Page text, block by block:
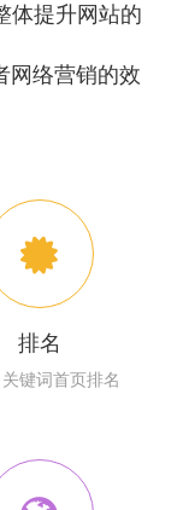
体提升网站的
网络营销的效
排名
键词首页排名